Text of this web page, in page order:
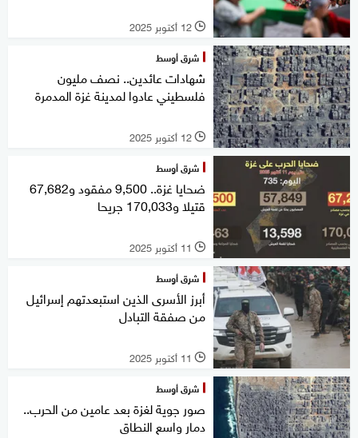
l 12 أكتوبر 2025
شرق أوسط
شهادات عائدين.. نصف مليون
فلسطيني عادوا لمدينة غزة المدمرة
l 12 أكتوبر 2025
شرق أوسط
ضحايا غزة.. 9,500 مفقود و67,682
قتيلا و170,033 جريحا
l 11 أكتوبر 2025
شرق أوسط
أبرز الأسرى الذين استبعدتهم إسرائيل
من صفقة التبادل
l 11 أكتوبر 2025
شرق أوسط
صور جوية لغزة بعد عامين من الحرب..
دمار واسع النطاق